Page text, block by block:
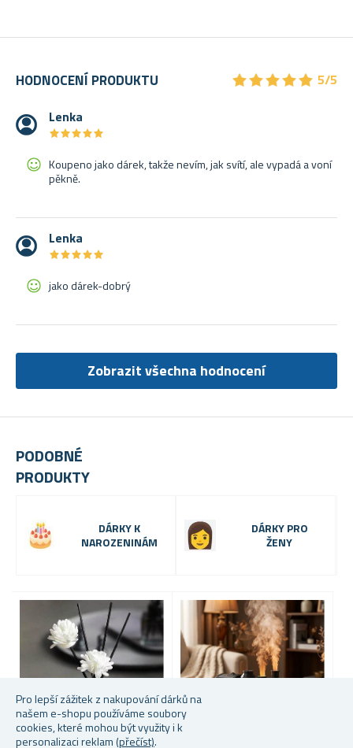
Pro lepší zážitek z nakupování dárků na
našem e-shopu používáme soubory
cookies, které mohou být využity i k
personalizaci reklam (přečíst).
PODOBNÉ
PRODUKTY
DÁRKY K
NAROZENINÁM
DÁRKY PRO
ŽENY
HODNOCENÍ PRODUKTU ★★★★★
★★★★★ 5/5
Lenka
★★★★★
★★★★★
Koupeno jako dárek, takže nevím, jak svítí, ale vypadá a voní
pěkně.
Lenka
★★★★★
★★★★★
jako dárek-dobrý
Zobrazit všechna hodnocení